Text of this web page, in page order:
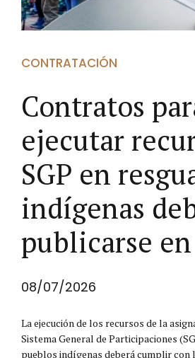
CONTRATACIÓN
Contratos
ejecutar
SGP en
indígenas
publicarse en
08/07/2026
La ejecución de los recursos de la
Sistema General de Participaciones
pueblos indígenas deberá cumplir con